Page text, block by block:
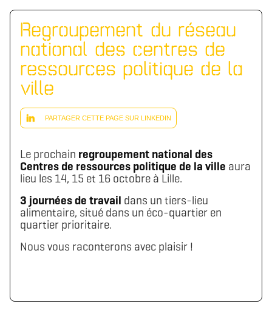
Regroupement du réseau
national des centres de
ressources politique de la
ville
PARTAGER CETTE PAGE SUR LINKEDIN
Le prochain regroupement national des
Centres de ressources politique de la ville aura
lieu les 14, 15 et 16 octobre à Lille.
3 journées de travail dans un tiers-lieu
alimentaire, situé dans un éco-quartier en
quartier prioritaire.
Nous vous raconterons avec plaisir !